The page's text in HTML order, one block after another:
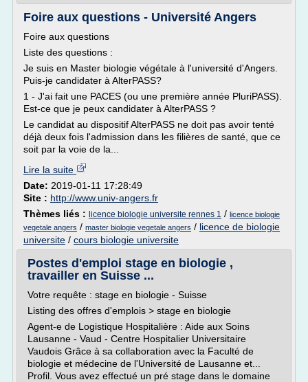
Foire aux questions - Université Angers
Foire aux questions
Liste des questions :
Je suis en Master biologie végétale à l'université d'Angers.
Puis-je candidater à AlterPASS?
1 - J'ai fait une PACES (ou une première année PluriPASS).
Est-ce que je peux candidater à AlterPASS ?
Le candidat au dispositif AlterPASS ne doit pas avoir tenté
déjà deux fois l'admission dans les filières de santé, que ce
soit par la voie de la...
Lire la suite
Date: 2019-01-11 17:28:49
Site : http://www.univ-angers.fr
Thèmes liés : licence biologie universite rennes 1 / licence biologie
vegetale angers / master biologie vegetale angers / licence de biologie
universite / cours biologie universite
Postes d'emploi stage en biologie ,
travailler en Suisse ...
Votre requête : stage en biologie - Suisse
Listing des offres d'emplois > stage en biologie
Agent-e de Logistique Hospitalière : Aide aux Soins
Lausanne - Vaud - Centre Hospitalier Universitaire
Vaudois Grâce à sa collaboration avec la Faculté de
biologie et médecine de l'Université de Lausanne et...
Profil. Vous avez effectué un pré stage dans le domaine